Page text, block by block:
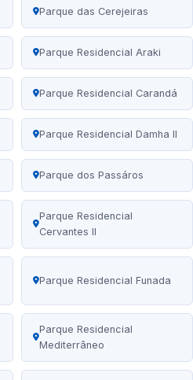
Parque das Cerejeiras
Parque Residencial Araki
Parque Residencial Carandá
Parque Residencial Damha II
Parque dos Passáros
Parque Residencial
Cervantes II
Parque Residencial Funada
Parque Residencial
Mediterrâneo